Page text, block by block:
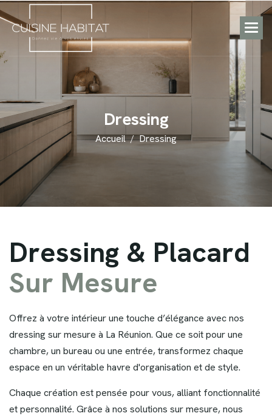
Dressing
Accueil Dressing
Dressing & Placard
Sur Mesure
Offrez à votre intérieur une touche d’élégance avec nos
dressing sur mesure à La Réunion. Que ce soit pour une
chambre, un bureau ou une entrée, transformez chaque
espace en un véritable havre d'organisation et de style.
Chaque création est pensée pour vous, alliant fonctionnalité
et personnalité. Grâce à nos solutions sur mesure, nous